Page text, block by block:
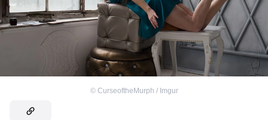
© CurseoftheMurph / Imgur